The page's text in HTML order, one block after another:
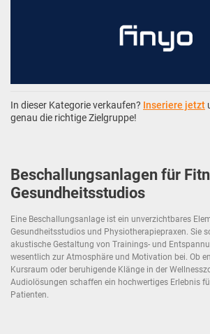
In dieser Kategorie verkaufen? Inseriere jetzt
genau die richtige Zielgruppe!
Beschallungsanlagen für
Gesundheitsstudios
Eine Beschallungsanlage ist ein unverzichtbares
Gesundheitsstudios und Physiotherapiepraxen. Sie
akustische Gestaltung von Trainings- und
wesentlich zur Atmosphäre und Motivation bei. Ob
Kursraum oder beruhigende Klänge in der
Audiolösungen schaffen ein hochwertiges Erlebnis
Patienten.